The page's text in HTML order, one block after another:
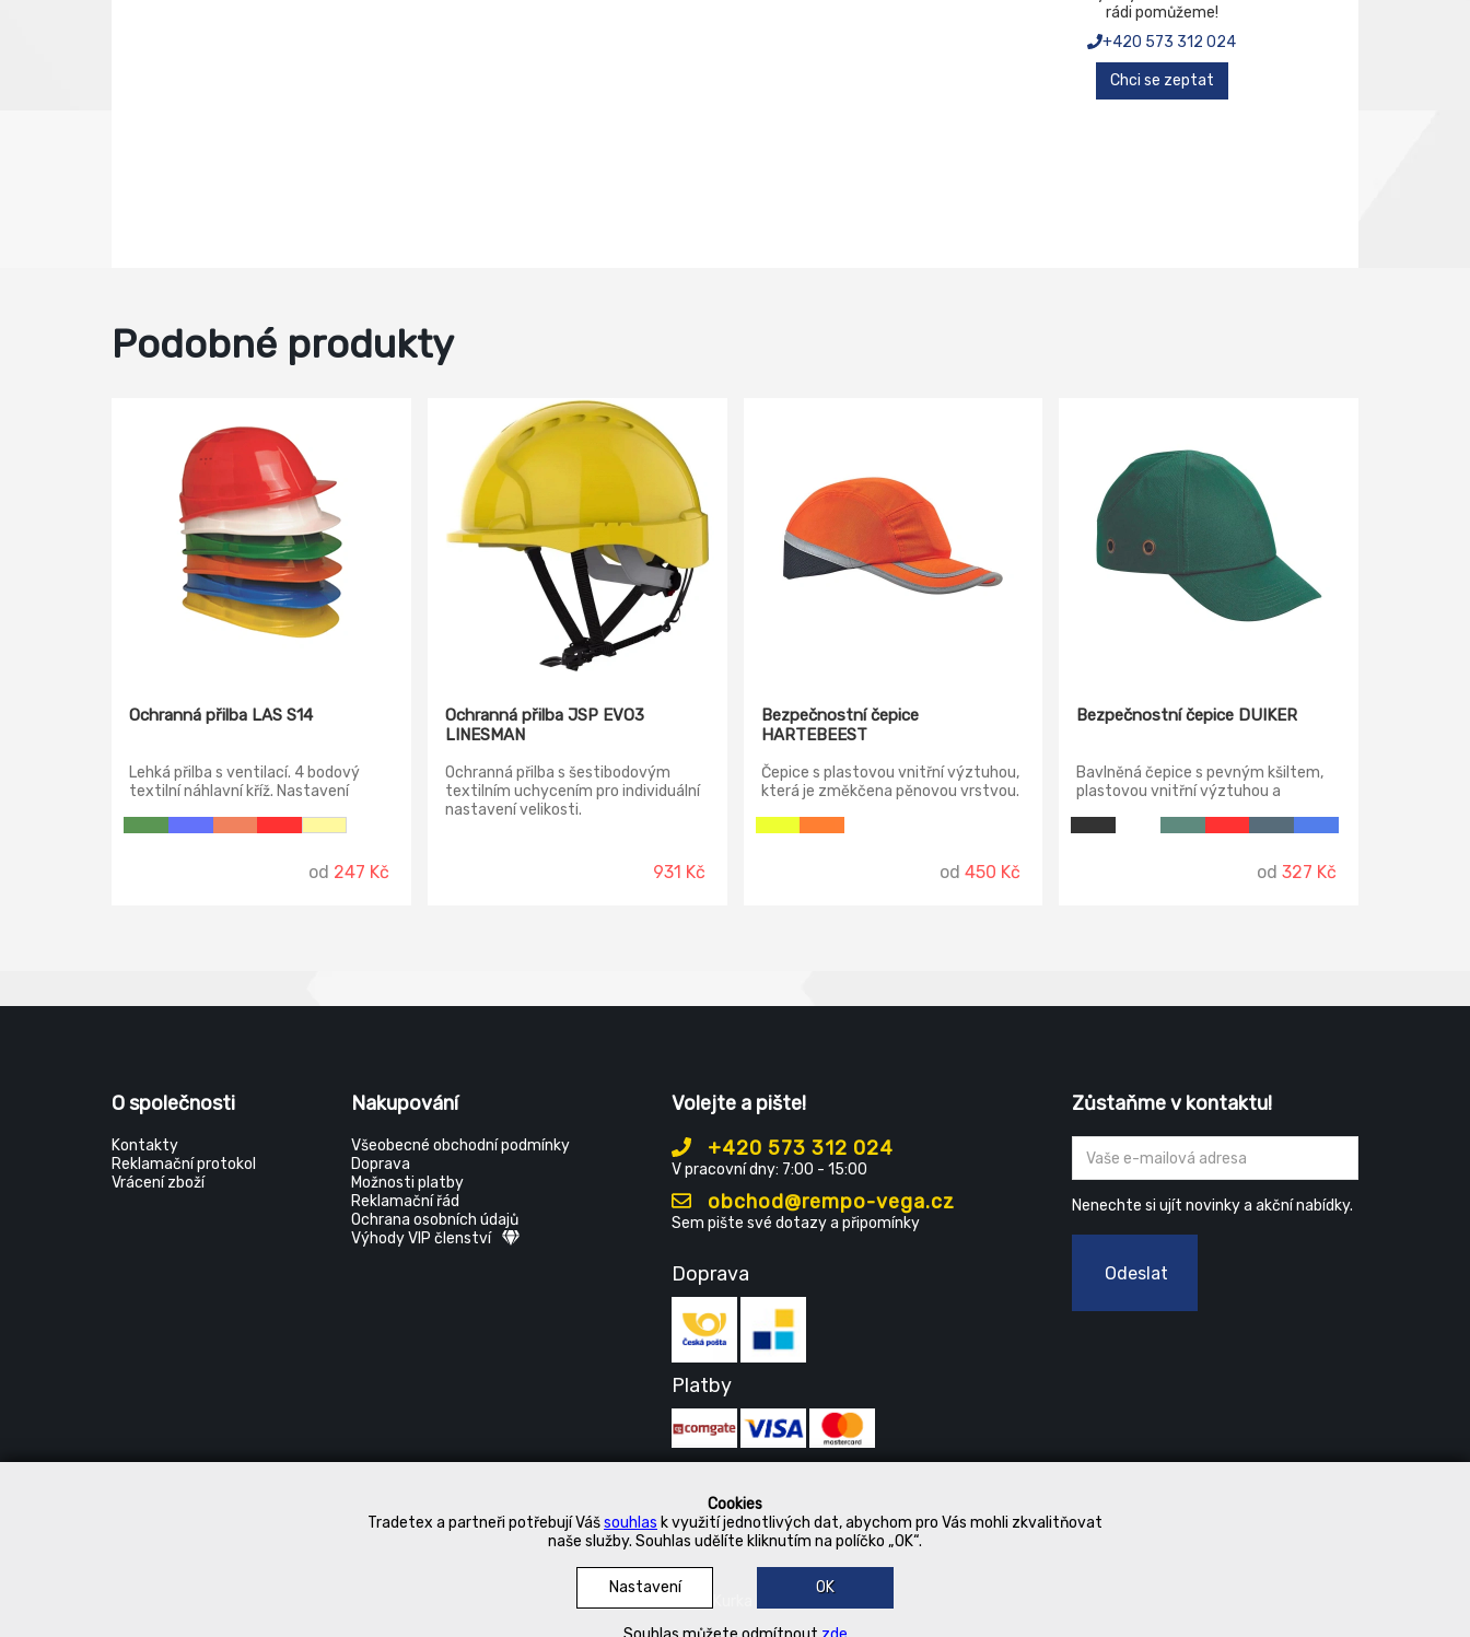
Cookies
Tradetex a partneři potřebují Vášsouhlas k využití jednotlivých dat, abychom pro Vás mohli zkvalitňovat
naše služby. Souhlas udělíte kliknutím na políčko „OK“.
Nastavení OK
rádi pomůžeme!
+420 573 312 024
Chci se zeptat
Podobné produkty
Ochranná přilba LAS S14
Lehká přilba s ventilací. 4 bodový
textilní náhlavní kříž. Nastavení
(52 - 62 cm). Materiál PE, váha 310 g,
od 247 Kč
Ochranná přilba JSP EVO3
LINESMAN
Ochranná přilba s šestibodovým
textilním uchycením pro individuální
nastavení velikosti.
931 Kč
Bezpečnostní čepice
HARTEBEEST
Čepice s plastovou vnitřní výztuhou,
která je změkčena pěnovou vrstvou.
od450 Kč
Bezpečnostní čepice DUIKER
Bavlněná čepice s pevným kšiltem,
plastovou vnitřní výztuhou a
od 327 Kč
O společnosti
Kontakty
Reklamační protokol
Vrácení zboží
Nakupování
Všeobecné obchodní podmínky
Doprava
Možnosti platby
Reklamační řád
Ochrana osobních údajů
Výhody VIP členství
Volejte a pište!
+420 573 312 024
V pracovní dny: 7:00 - 15:00
obchod@rempo-vega.cz
Sem pište své dotazy a připomínky
Doprava
Platby
Zůstaňme v kontaktu!
Nenechte si ujít novinky a akční nabídky.
Odeslat